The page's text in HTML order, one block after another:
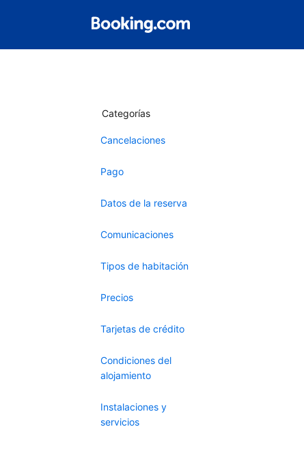
Categorías
Cancelaciones
Pago
Datos de la reserva
Comunicaciones
Tipos de habitación
Precios
Tarjetas de crédito
Condiciones del
alojamiento
Instalaciones y
servicios